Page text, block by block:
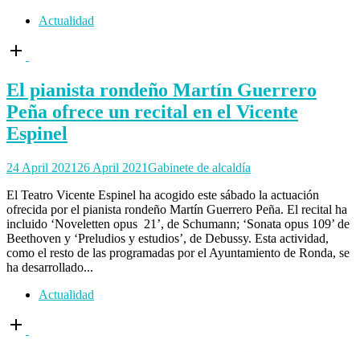
Actualidad
Open
post
El pianista rondeño Martín Guerrero
Peña ofrece un recital en el Vicente
Espinel
24 April 2021 26 April 2021Gabinete de alcaldía
El Teatro Vicente Espinel ha acogido este sábado la actuación
ofrecida por el pianista rondeño Martín Guerrero Peña. El recital ha
incluido ‘Noveletten opus 21’, de Schumann; ‘Sonata opus 109’ de
Beethoven y ‘Preludios y estudios’, de Debussy. Esta actividad,
como el resto de las programadas por el Ayuntamiento de Ronda, se
ha desarrollado...
Actualidad
Open
post